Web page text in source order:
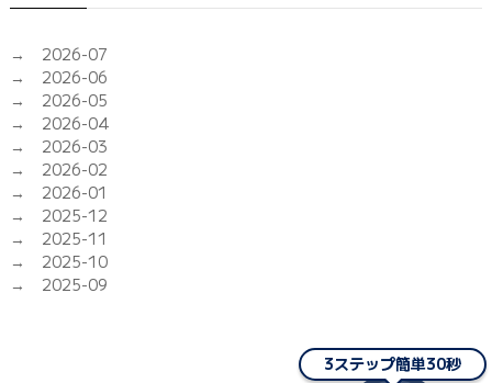
2026-07
2026-06
2026-05
2026-04
2026-03
2026-02
2026-01
2025-12
2025-11
2025-10
2025-09
3ステップ簡単30秒